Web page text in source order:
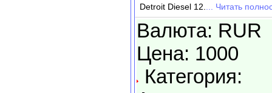
Detroit Diesel 12.
... Читать
Валюта: RUR
Цена: 1000
Категория: